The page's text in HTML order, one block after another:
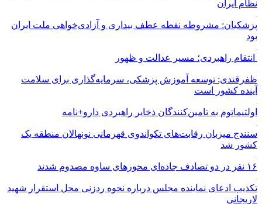
نظام ایران
پزشکیان: مشروطه نقطه عطف بیداری و آزادی‌خواهی ملت ایران
بود
انتقام راهبردی؛ مسیر عدالت و ظهور
ظفرقندی: توسعه آموزش پزشکی، سرمایه‌گذاری برای سلامت
آینده کشور است
اولتیماتوم به تامین‌کنندگان ذخایر راهبردی دارو+نامه
سنندج میزبان رقابت‌های تکواندوی قهرمانی نونهالان منطقه یک
کشور شد
۱۶ نفر در دو تصادف جاده‌ای محورهای ساوه مصدوم شدند
تکذیب ادعای نماینده مجلس درباره نحوه ردزنی محل استقرار شهید
لاریجانی